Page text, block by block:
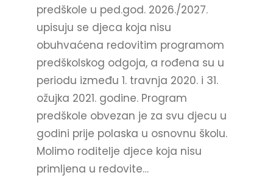
predškole u ped.god. 2026./2027.
upisuju se djeca koja nisu
obuhvaćena redovitim programom
predškolskog odgoja, a rođena su u
periodu između 1. travnja 2020. i 31.
ožujka 2021. godine. Program
predškole obvezan je za svu djecu u
godini prije polaska u osnovnu školu.
Molimo roditelje djece koja nisu
primljena u redovite…